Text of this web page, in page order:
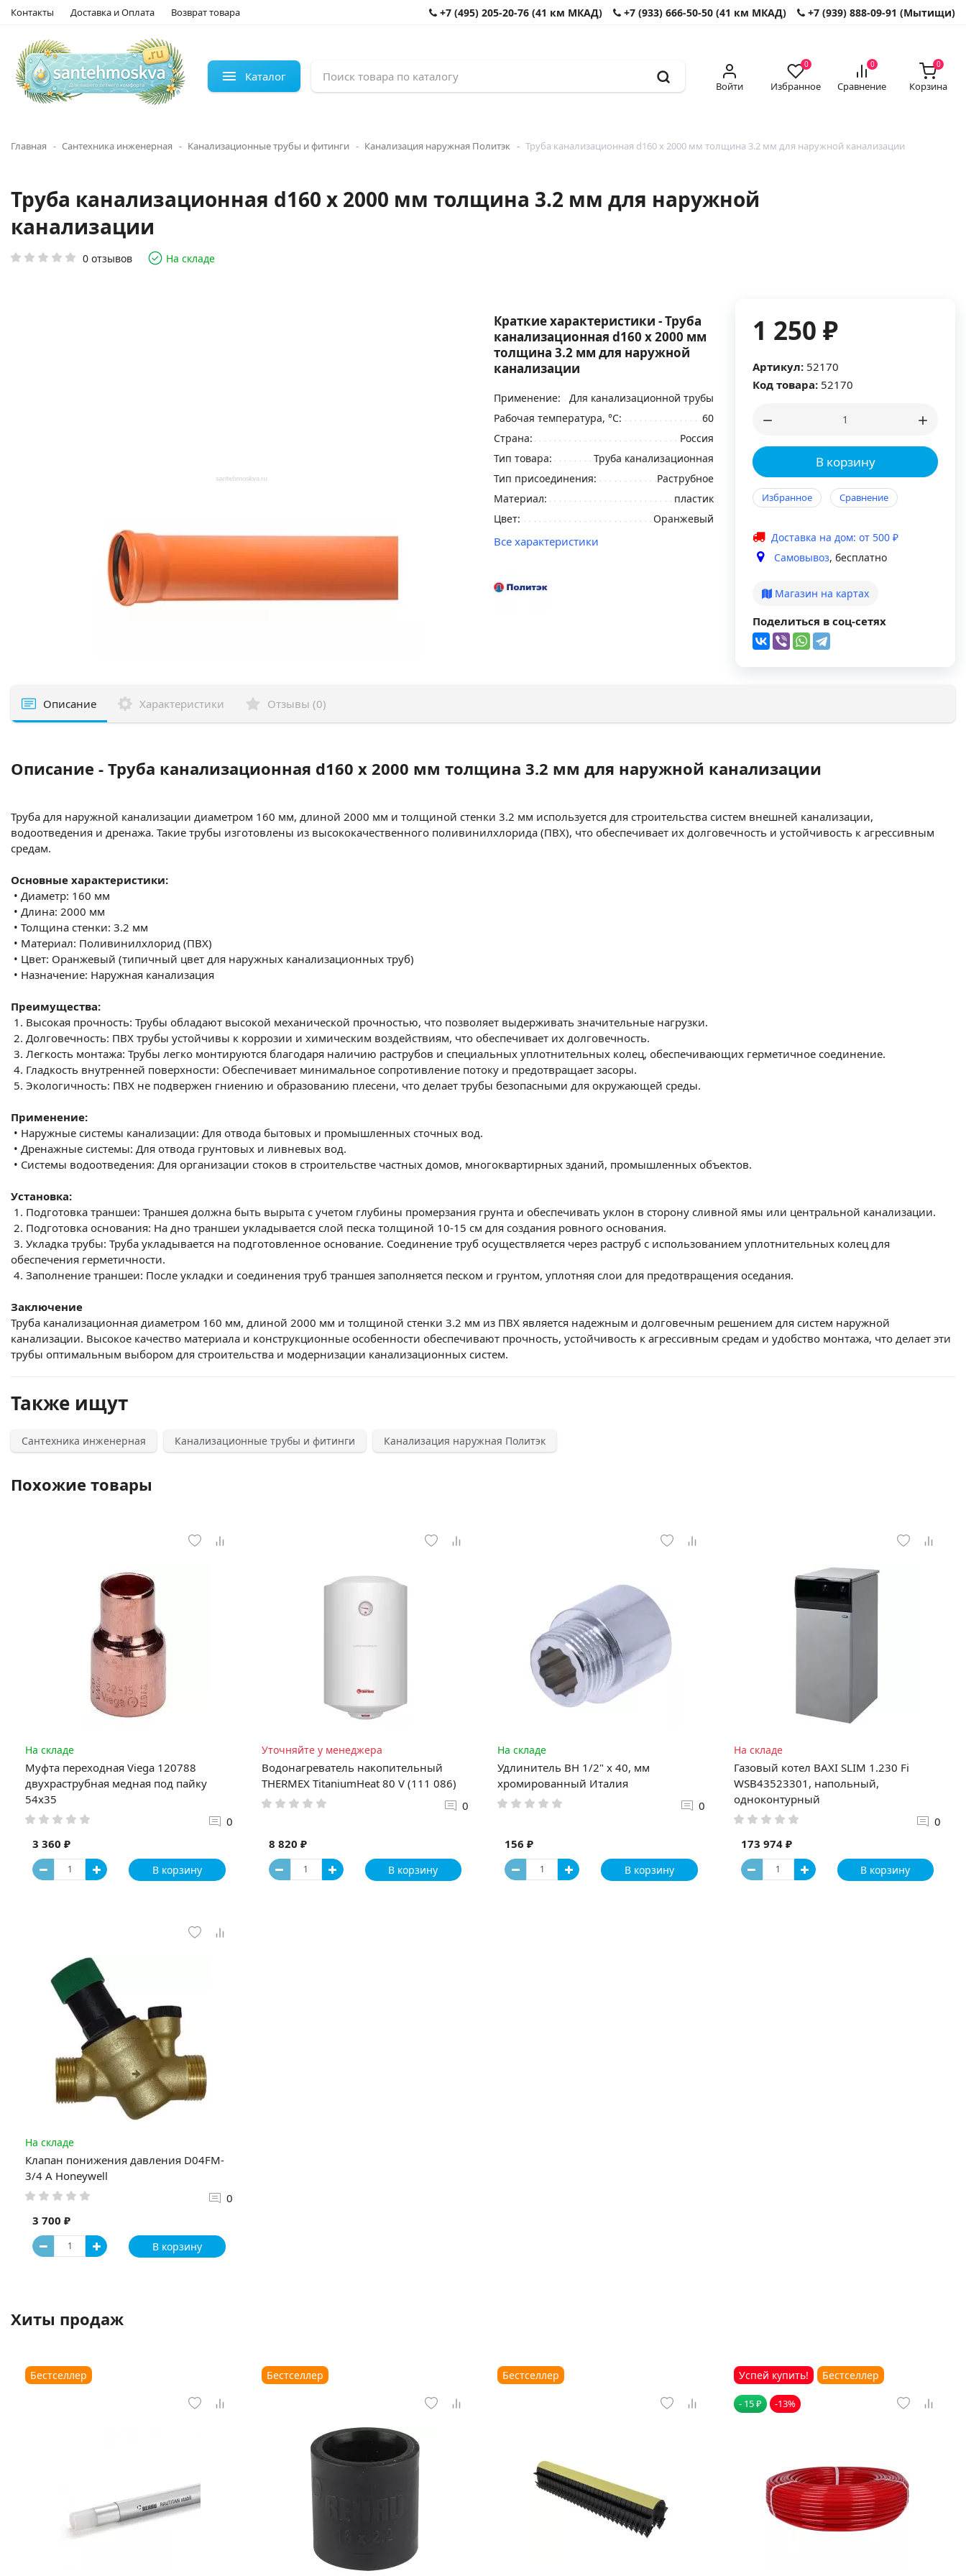
Контакты Доставка и Оплата Возврат товара +7 (495) 205-20-76 (41 км МКАД) +7 (933) 666-50-50 (41 км МКАД) +7 (939) 888-09-91 (Мытищи)
Каталог
Войти
0
Избранное
0
Сравнение
0
Корзина
Главная Сантехника инженерная Канализационные трубы и фитинги Канализация наружная Политэк Труба канализационная d160 x 2000 мм толщина 3.2 мм для наружной канализации
Труба канализационная d160 x 2000 мм толщина 3.2 мм для наружной
канализации
0 отзывов На складе
1 250 ₽
Артикул: 52170
Код товара: 52170
В корзину
Избранное Сравнение
Доставка на дом: от 500 ₽
Самовывоз, бесплатно
Магазин на картах
Поделиться в соц-сетях
Краткие характеристики - Труба
канализационная d160 x 2000 мм
толщина 3.2 мм для наружной
канализации
Применение:
Для канализационной трубы
Рабочая температура, °С:
60
Страна:
Россия
Тип товара:
Труба канализационная
Тип присоединения:
Раструбное
Материал:
пластик
Цвет:
Оранжевый
Все характеристики
Описание Характеристики Отзывы (0)
Описание - Труба канализационная d160 x 2000 мм толщина 3.2 мм для наружной канализации
Труба для наружной канализации диаметром 160 мм, длиной 2000 мм и толщиной стенки 3.2 мм используется для строительства систем внешней канализации,
водоотведения и дренажа. Такие трубы изготовлены из высококачественного поливинилхлорида (ПВХ), что обеспечивает их долговечность и устойчивость к агрессивным
средам.
Основные характеристики:
• Диаметр: 160 мм
• Длина: 2000 мм
• Толщина стенки: 3.2 мм
• Материал: Поливинилхлорид (ПВХ)
• Цвет: Оранжевый (типичный цвет для наружных канализационных труб)
• Назначение: Наружная канализация
Преимущества:
1. Высокая прочность: Трубы обладают высокой механической прочностью, что позволяет выдерживать значительные нагрузки.
2. Долговечность: ПВХ трубы устойчивы к коррозии и химическим воздействиям, что обеспечивает их долговечность.
3. Легкость монтажа: Трубы легко монтируются благодаря наличию раструбов и специальных уплотнительных колец, обеспечивающих герметичное соединение.
4. Гладкость внутренней поверхности: Обеспечивает минимальное сопротивление потоку и предотвращает засоры.
5. Экологичность: ПВХ не подвержен гниению и образованию плесени, что делает трубы безопасными для окружающей среды.
Применение:
• Наружные системы канализации: Для отвода бытовых и промышленных сточных вод.
• Дренажные системы: Для отвода грунтовых и ливневых вод.
• Системы водоотведения: Для организации стоков в строительстве частных домов, многоквартирных зданий, промышленных объектов.
Установка:
1. Подготовка траншеи: Траншея должна быть вырыта с учетом глубины промерзания грунта и обеспечивать уклон в сторону сливной ямы или центральной канализации.
2. Подготовка основания: На дно траншеи укладывается слой песка толщиной 10-15 см для создания ровного основания.
3. Укладка трубы: Труба укладывается на подготовленное основание. Соединение труб осуществляется через раструб с использованием уплотнительных колец для
обеспечения герметичности.
4. Заполнение траншеи: После укладки и соединения труб траншея заполняется песком и грунтом, уплотняя слои для предотвращения оседания.
Заключение
Труба канализационная диаметром 160 мм, длиной 2000 мм и толщиной стенки 3.2 мм из ПВХ является надежным и долговечным решением для систем наружной
канализации. Высокое качество материала и конструкционные особенности обеспечивают прочность, устойчивость к агрессивным средам и удобство монтажа, что делает эти
трубы оптимальным выбором для строительства и модернизации канализационных систем.
Также ищут
Сантехника инженерная Канализационные трубы и фитинги Канализация наружная Политэк
Похожие товары
На складе
Муфта переходная Viega 120788
двухраструбная медная под пайку
54х35
0
3 360 ₽
В корзину
Уточняйте у менеджера
Водонагреватель накопительный
THERMEX TitaniumHeat 80 V (111 086)
0
8 820 ₽
В корзину
На складе
Удлинитель ВН 1/2" x 40, мм
хромированный Италия
0
156 ₽
В корзину
На складе
Газовый котел BAXI SLIM 1.230 Fi
WSB43523301, напольный,
одноконтурный
0
173 974 ₽
В корзину
На складе
Клапан понижения давления D04FM-
3/4 A Honeywell
0
3 700 ₽
В корзину
Хиты продаж
Бестселлер Бестселлер Бестселлер Успей купить! Бестселлер
- 15 ₽ -13%